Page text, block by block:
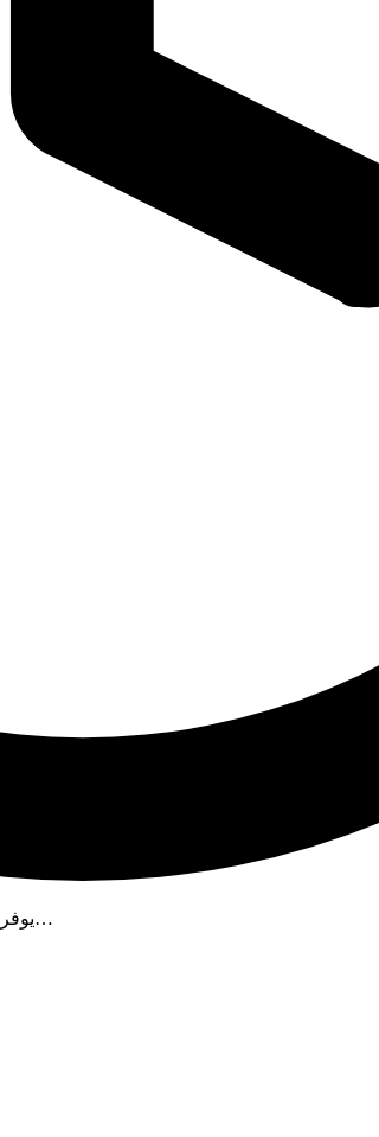
أحد برامج تصميم الرسوم المتحركة المشهورة بين المصممين هو 3Ds Max 2024. يوفر هذا البرنامج…